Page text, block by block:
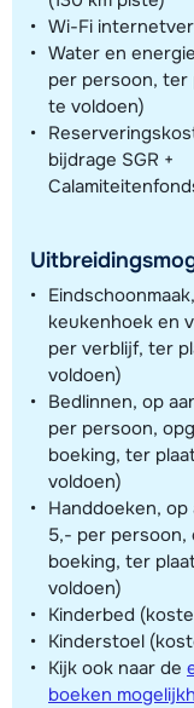
Wi-Fi
Water en
per persoon, ter
te voldoen)
bijdrage SGR +
keukenhoek en
per verblijf, ter
voldoen)
Bedlinnen, op
per persoon,
boeking, ter
voldoen)
Handdoeken, op
5,- per persoon,
boeking, ter
voldoen)
Kinderbed
Kinderstoel
Kijk ook naar de
boeken